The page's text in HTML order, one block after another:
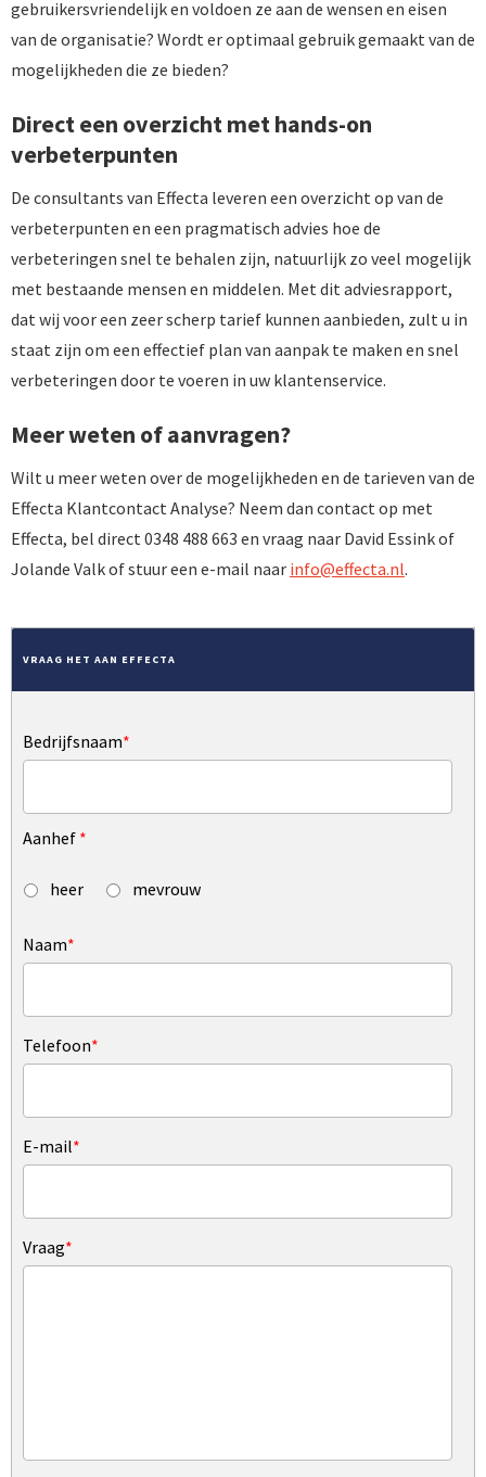
gebruikersvriendelijk en voldoen ze aan de wensen en eisen
van de organisatie? Wordt er optimaal gebruik gemaakt van de
mogelijkheden die ze bieden?
Direct een overzicht met hands-on
verbeterpunten
De consultants van Effecta leveren een overzicht op van de
verbeterpunten en een pragmatisch advies hoe de
verbeteringen snel te behalen zijn, natuurlijk zo veel mogelijk
met bestaande mensen en middelen. Met dit adviesrapport,
dat wij voor een zeer scherp tarief kunnen aanbieden, zult u in
staat zijn om een effectief plan van aanpak te maken en snel
verbeteringen door te voeren in uw klantenservice.
Meer weten of aanvragen?
Wilt u meer weten over de mogelijkheden en de tarieven van de
Effecta Klantcontact Analyse? Neem dan contact op met
Effecta, bel direct 0348 488 663 en vraag naar David Essink of
Jolande Valk of stuur een e-mail naar info@effecta.nl.
VRAAG HET AAN EFFECTA
Bedrijfsnaam*
Aanhef *
heer mevrouw
Naam*
Telefoon*
E-mail*
Vraag*